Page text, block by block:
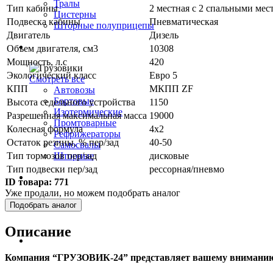
Тралы
Цистерны
Шторные полуприцепы
Грузовики
Смотреть все
Автовозы
Бортовые
Изотермические
Промтоварные
Рефрижераторы
Самосвалы
Шторные
Коммерческие авто
Автобусы
Тип кабины
2 местная с 2 спальными
Подвеска кабины
Пневматическая
Двигатель
Дизель
Объем двигателя, см3
10308
Мощность, л.с
420
Экологический класс
Евро 5
КПП
МКПП ZF
Высота седельного устройства
1150
Разрешенная максимальная масса 19000
Колесная формула
4х2
Остаток резины, % пер/зад
40-50
Тип тормозов пер/зад
дисковые
Тип подвески пер/зад
рессорная/пневмо
ID товара: 771
Уже продали, но можем подобрать аналог
Подобрать аналог
Описание
Компания “ГРУЗОВИК-24” представляет вашему